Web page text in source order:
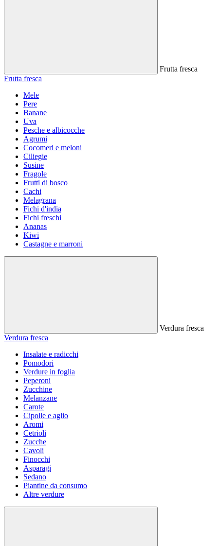
Frutta fresca
Frutta fresca
Mele
Pere
Banane
Uva
Pesche e albicocche
Agrumi
Cocomeri e meloni
Ciliegie
Susine
Fragole
Frutti di bosco
Cachi
Melagrana
Fichi d'india
Fichi freschi
Ananas
Kiwi
Castagne e marroni
Verdura fresca
Verdura fresca
Insalate e radicchi
Pomodori
Verdure in foglia
Peperoni
Zucchine
Melanzane
Carote
Cipolle e aglio
Aromi
Cetrioli
Zucche
Cavoli
Finocchi
Asparagi
Sedano
Piantine da consumo
Altre verdure